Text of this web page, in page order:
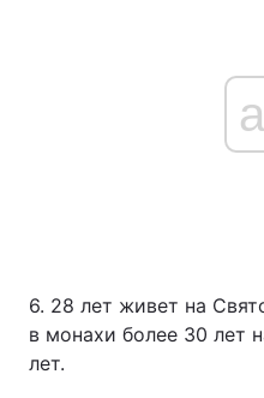
6. 28 лет живет на
в монахи более 30 лет
лет.